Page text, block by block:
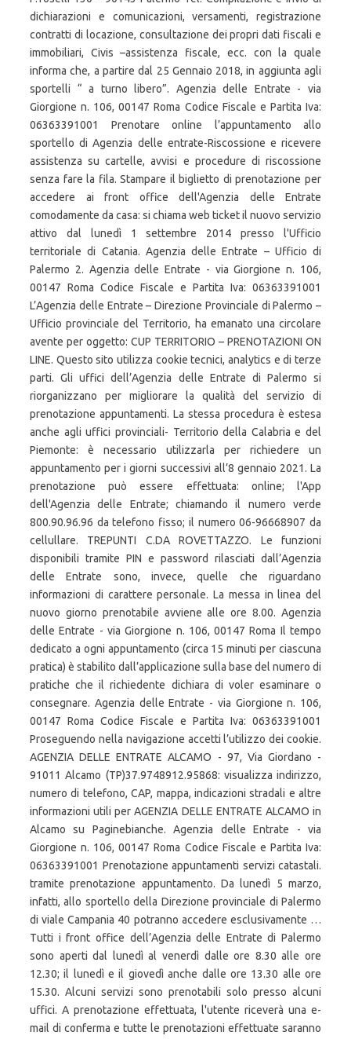
dichiarazioni e comunicazioni, versamenti, registrazione
contratti di locazione, consultazione dei propri dati fiscali e
immobiliari, Civis –assistenza fiscale, ecc. con la quale
informa che, a partire dal 25 Gennaio 2018, in aggiunta agli
sportelli “ a turno libero”. Agenzia delle Entrate - via
Giorgione n. 106, 00147 Roma Codice Fiscale e Partita Iva:
06363391001 Prenotare online l’appuntamento allo
sportello di Agenzia delle entrate-Riscossione e ricevere
assistenza su cartelle, avvisi e procedure di riscossione
senza fare la fila. Stampare il biglietto di prenotazione per
accedere ai front office dell'Agenzia delle Entrate
comodamente da casa: si chiama web ticket il nuovo servizio
attivo dal lunedì 1 settembre 2014 presso l'Ufficio
territoriale di Catania. Agenzia delle Entrate – Ufficio di
Palermo 2. Agenzia delle Entrate - via Giorgione n. 106,
00147 Roma Codice Fiscale e Partita Iva: 06363391001
L’Agenzia delle Entrate – Direzione Provinciale di Palermo –
Ufficio provinciale del Territorio, ha emanato una circolare
avente per oggetto: CUP TERRITORIO – PRENOTAZIONI ON
LINE. Questo sito utilizza cookie tecnici, analytics e di terze
parti. Gli uffici dell’Agenzia delle Entrate di Palermo si
riorganizzano per migliorare la qualità del servizio di
prenotazione appuntamenti. La stessa procedura è estesa
anche agli uffici provinciali- Territorio della Calabria e del
Piemonte: è necessario utilizzarla per richiedere un
appuntamento per i giorni successivi all’8 gennaio 2021. La
prenotazione può essere effettuata: online; l'App
dell'Agenzia delle Entrate; chiamando il numero verde
800.90.96.96 da telefono fisso; il numero 06-96668907 da
cellullare. TREPUNTI C.DA ROVETTAZZO. Le funzioni
disponibili tramite PIN e password rilasciati dall’Agenzia
delle Entrate sono, invece, quelle che riguardano
informazioni di carattere personale. La messa in linea del
nuovo giorno prenotabile avviene alle ore 8.00. Agenzia
delle Entrate - via Giorgione n. 106, 00147 Roma Il tempo
dedicato a ogni appuntamento (circa 15 minuti per ciascuna
pratica) è stabilito dall’applicazione sulla base del numero di
pratiche che il richiedente dichiara di voler esaminare o
consegnare. Agenzia delle Entrate - via Giorgione n. 106,
00147 Roma Codice Fiscale e Partita Iva: 06363391001
Proseguendo nella navigazione accetti l’utilizzo dei cookie.
AGENZIA DELLE ENTRATE ALCAMO - 97, Via Giordano -
91011 Alcamo (TP)37.9748912.95868: visualizza indirizzo,
numero di telefono, CAP, mappa, indicazioni stradali e altre
informazioni utili per AGENZIA DELLE ENTRATE ALCAMO in
Alcamo su Paginebianche. Agenzia delle Entrate - via
Giorgione n. 106, 00147 Roma Codice Fiscale e Partita Iva:
06363391001 Prenotazione appuntamenti servizi catastali.
tramite prenotazione appuntamento. Da lunedì 5 marzo,
infatti, allo sportello della Direzione provinciale di Palermo
di viale Campania 40 potranno accedere esclusivamente …
Tutti i front office dell’Agenzia delle Entrate di Palermo
sono aperti dal lunedì al venerdì dalle ore 8.30 alle ore
12.30; il lunedì e il giovedì anche dalle ore 13.30 alle ore
15.30. Alcuni servizi sono prenotabili solo presso alcuni
uffici. A prenotazione effettuata, l'utente riceverà una e-
mail di conferma e tutte le prenotazioni effettuate saranno